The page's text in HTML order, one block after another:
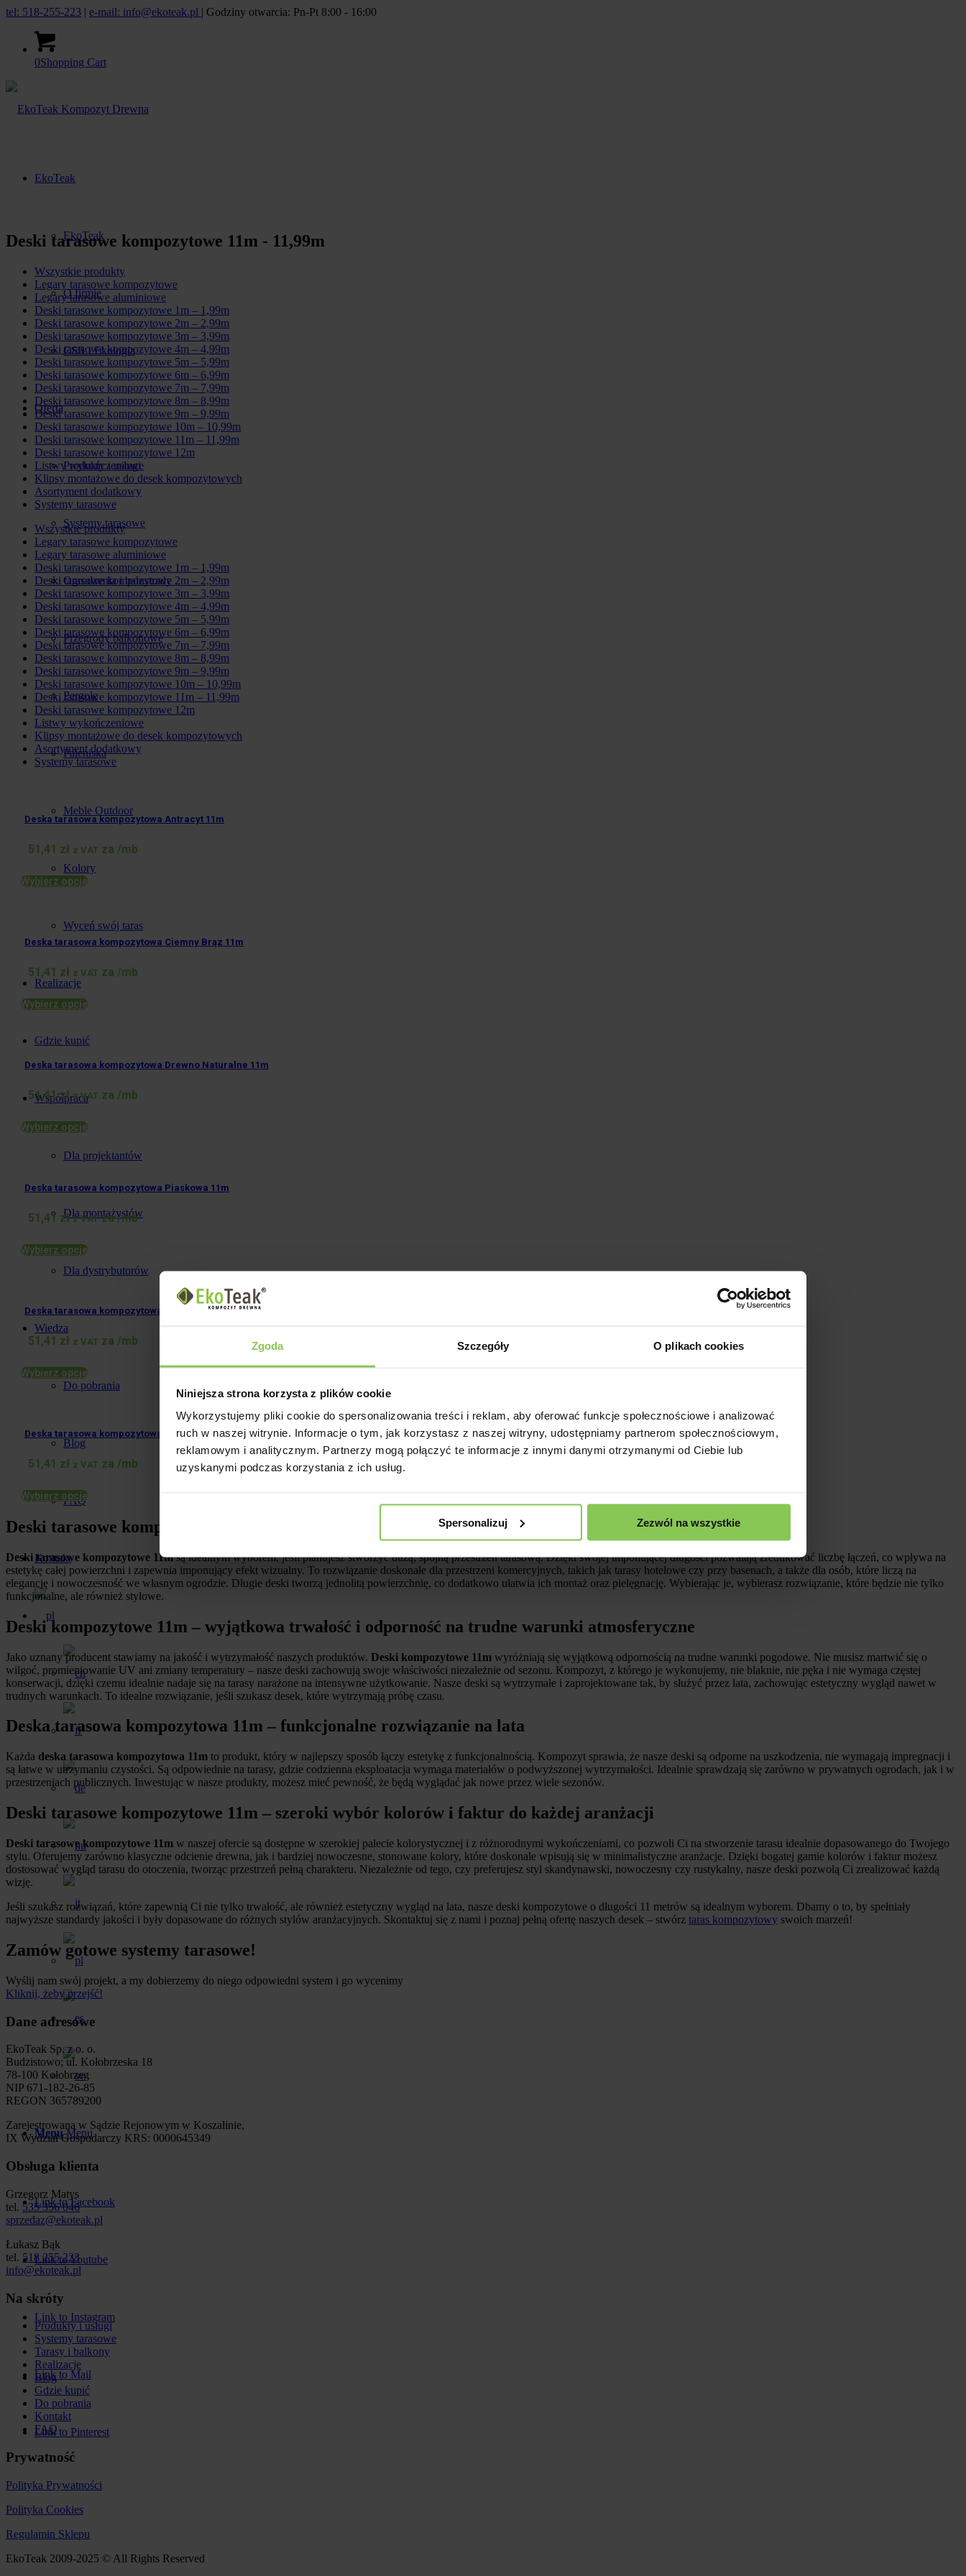
Zgoda Szczegóły O plikach cookies
Niniejsza strona korzysta z plików cookie
Wykorzystujemy pliki cookie do spersonalizowania treści i reklam, aby oferować funkcje społecznościowe i analizować
ruch w naszej witrynie. Informacje o tym, jak korzystasz z naszej witryny, udostępniamy partnerom społecznościowym,
reklamowym i analitycznym. Partnerzy mogą połączyć te informacje z innymi danymi otrzymanymi od Ciebie lub
uzyskanymi podczas korzystania z ich usług.
Spersonalizuj Zezwól na wszystkie
tel: 518-255-223 | e-mail: info@ekoteak.pl | Godziny otwarcia: Pn-Pt 8:00 - 16:00
0Shopping Cart
EkoTeak
EkoTeak
O firmie
CSR i Ekologia
Oferta
Produkty i usługi
Systemy tarasowe
Ogrodzenia i balustrady
Przegrody balkonowe
Pergole
Paleniska
Meble Outdoor
Kolory
Wyceń swój taras
Realizacje
Gdzie kupić
Współpraca
Dla projektantów
Dla montażystów
Dla dystrybutorów
Wiedza
Do pobrania
Blog
FAQ
Kontakt
Menu Menu
Link to Facebook
Link to Youtube
Link to Instagram
Link to Mail
Link to Pinterest
Deski tarasowe kompozytowe 11m - 11,99m
Wszystkie produkty
Legary tarasowe kompozytowe
Legary tarasowe aluminiowe
Deski tarasowe kompozytowe 1m – 1,99m
Deski tarasowe kompozytowe 2m – 2,99m
Deski tarasowe kompozytowe 3m – 3,99m
Deski tarasowe kompozytowe 4m – 4,99m
Deski tarasowe kompozytowe 5m – 5,99m
Deski tarasowe kompozytowe 6m – 6,99m
Deski tarasowe kompozytowe 7m – 7,99m
Deski tarasowe kompozytowe 8m – 8,99m
Deski tarasowe kompozytowe 9m – 9,99m
Deski tarasowe kompozytowe 10m – 10,99m
Deski tarasowe kompozytowe 11m – 11,99m
Deski tarasowe kompozytowe 12m
Listwy wykończeniowe
Klipsy montażowe do desek kompozytowych
Asortyment dodatkowy
Systemy tarasowe
Wszystkie produkty
Legary tarasowe kompozytowe
Legary tarasowe aluminiowe
Deski tarasowe kompozytowe 1m – 1,99m
Deski tarasowe kompozytowe 2m – 2,99m
Deski tarasowe kompozytowe 3m – 3,99m
Deski tarasowe kompozytowe 4m – 4,99m
Deski tarasowe kompozytowe 5m – 5,99m
Deski tarasowe kompozytowe 6m – 6,99m
Deski tarasowe kompozytowe 7m – 7,99m
Deski tarasowe kompozytowe 8m – 8,99m
Deski tarasowe kompozytowe 9m – 9,99m
Deski tarasowe kompozytowe 10m – 10,99m
Deski tarasowe kompozytowe 11m – 11,99m
Deski tarasowe kompozytowe 12m
Listwy wykończeniowe
Klipsy montażowe do desek kompozytowych
Asortyment dodatkowy
Systemy tarasowe
Deska tarasowa kompozytowa Antracyt 11m
51,41 zł z VAT za /mb
Wybierz opcje
Deska tarasowa kompozytowa Ciemny Brąz 11m
51,41 zł z VAT za /mb
Wybierz opcje
Deska tarasowa kompozytowa Drewno Naturalne 11m
51,41zł z VAT za /mb
Wybierz opcje
Deska tarasowa kompozytowa Piaskowa 11m
51,41 zł z VATza /mb
Wybierz opcje
Deska tarasowa kompozytowa Szary 11m
51,41 zł z VAT za /mb
Wybierz opcje
Deska tarasowa kompozytowa Teak 11m
51,41 zł z VAT za /mb
Wybierz opcje
Deski tarasowe kompozytowe 11m – stworzone do jednolitych, dużych powierzchni
Deski tarasowe kompozytowe 11msą idealnym wyborem, jeśli planujesz stworzyć dużą, spójną przestrzeń tarasową. Dzięki swojej imponującej długości pozwalają zredukować liczbę łączeń, co wpływa na
estetykę całej powierzchni i zapewnia imponujący efekt wizualny. To rozwiązanie doskonałe dla przestrzeni komercyjnych, takich jak tarasy hotelowe czy przy basenach, a także dla osób, które liczą na
elegancję i nowoczesność we własnym ogrodzie. Długie deski tworzą jednolitą powierzchnię, co dodatkowo ułatwia ich montaż oraz pielęgnację. Wybierając je, wybierasz rozwiązanie, które będzie nie tylko
funkcjonalne, ale również stylowe.
Deski kompozytowe 11m – wyjątkowa trwałość i odporność na trudne warunki atmosferyczne
Jako uznany producent stawiamy na jakość i wytrzymałość naszych produktów. Deski kompozytowe 11m wyróżniają się wyjątkową odpornością na trudne warunki pogodowe. Nie musisz martwić się o
wilgoć, promieniowanie UV ani zmiany temperatury – nasze deski zachowują swoje właściwości niezależnie od sezonu. Kompozyt, z którego je wykonujemy, nie blaknie, nie pęka i nie wymaga częstej
konserwacji, dzięki czemu idealnie nadaje się na tarasy narażone na intensywne użytkowanie. Nasze deski są wytrzymałe i zaprojektowane tak, by służyć przez lata, zachowując estetyczny wygląd nawet w
trudnych warunkach. To idealne rozwiązanie, jeśli szukasz desek, które wytrzymają próbę czasu.
Deska tarasowa kompozytowa 11m – funkcjonalne rozwiązanie na lata
Każda deska tarasowa kompozytowa 11m to produkt, który w najlepszy sposób łączy estetykę z funkcjonalnością. Kompozyt sprawia, że nasze deski są odporne na uszkodzenia, nie wymagają impregnacji i
są łatwe w utrzymaniu czystości. Są odpowiednie na tarasy, gdzie codzienna eksploatacja wymaga materiałów o podwyższonej wytrzymałości. Idealnie sprawdzają się zarówno w prywatnych ogrodach, jak i w
przestrzeniach publicznych. Inwestując w nasze produkty, możesz mieć pewność, że będą wyglądać jak nowe przez wiele sezonów.
Deski tarasowe kompozytowe 11m – szeroki wybór kolorów i faktur do każdej aranżacji
Deski tarasowe kompozytowe 11m w naszej ofercie są dostępne w szerokiej palecie kolorystycznej i z różnorodnymi wykończeniami, co pozwoli Ci na stworzenie tarasu idealnie dopasowanego do Twojego
stylu. Oferujemy zarówno klasyczne odcienie drewna, jak i bardziej nowoczesne, stonowane kolory, które doskonale wpisują się w minimalistyczne aranżacje. Dzięki bogatej gamie kolorów i faktur możesz
dostosować wygląd tarasu do otoczenia, tworząc przestrzeń pełną charakteru. Niezależnie od tego, czy preferujesz styl skandynawski, nowoczesny czy rustykalny, nasze deski pozwolą Ci zrealizować każdą
wizję.
Jeśli szukasz rozwiązań, które zapewnią Ci nie tylko trwałość, ale również estetyczny wygląd na lata, nasze deski kompozytowe o długości 11 metrów są idealnym wyborem. Dbamy o to, by spełniały
najwyższe standardy jakości i były dopasowane do różnych stylów aranżacyjnych. Skontaktuj się z nami i poznaj pełną ofertę naszych desek – stwórz taras kompozytowy swoich marzeń!
Zamów gotowe systemy tarasowe!
Wyślij nam swój projekt, a my dobierzemy do niego odpowiedni system i go wycenimy
Kliknij, żeby przejść!
Dane adresowe
EkoTeak Sp. z o. o.
Budzistowo; ul. Kołobrzeska 18
78-100 Kołobrzeg
NIP 671-182-26-85
REGON 365789200
Zarejestrowana w Sądzie Rejonowym w Koszalinie,
IX Wydział Gospodarczy KRS: 0000645349
Obsługa klienta
Grzegorz Matys
tel. 535 356 046
sprzedaz@ekoteak.pl
Łukasz Bąk
tel. 518 255 223
info@ekoteak.pl
Na skróty
Produkty i usługi
Systemy tarasowe
Tarasy i balkony
Realizacje
Blog
Gdzie kupić
Do pobrania
Kontakt
FAQ
Prywatność
Polityka Prywatności
Polityka Cookies
Regulamin Sklepu
EkoTeak 2009-2025 © All Rights Reserved